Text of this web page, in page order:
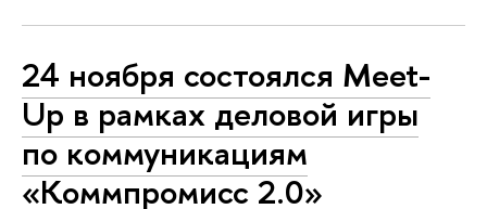
24 ноября состоялся Meet-
Up в рамках деловой игры
по коммуникациям
«Коммпромисс 2.0»